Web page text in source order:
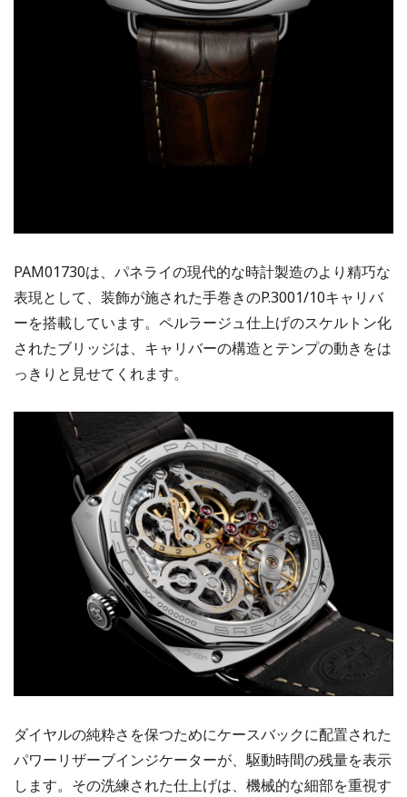
PAM01730は、パネライの現代的な時計製造のより精巧な
表現として、装飾が施された手巻きのP.3001/10キャリバ
ーを搭載しています。ペルラージュ仕上げのスケルトン化
されたブリッジは、キャリバーの構造とテンプの動きをは
っきりと見せてくれます。
ダイヤルの純粋さを保つためにケースバックに配置された
パワーリザーブインジケーターが、駆動時間の残量を表示
します。その洗練された仕上げは、機械的な細部を重視す